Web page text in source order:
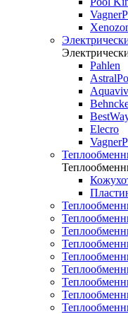
Pahlen
Elecro